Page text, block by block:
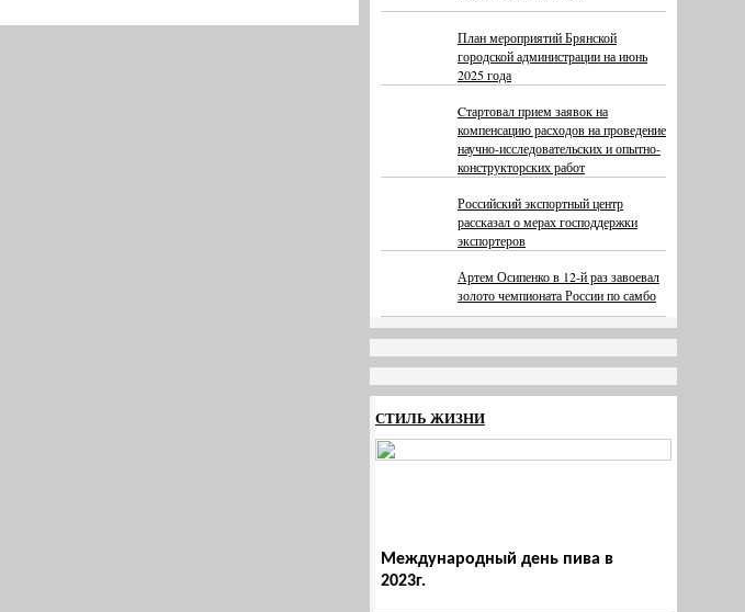
План мероприятий Брянской
городской администрации на июнь
2025 года
Cтартовал прием заявок на
компенсацию расходов на проведение
научно-исследовательских и опытно-
конструкторских работ
Российский экспортный центр
рассказал о мерах господдержки
экспортеров
Артем Осипенко в 12-й раз завоевал
золото чемпионата России по самбо
СТИЛЬ ЖИЗНИ
Международный день пива в
2023г.